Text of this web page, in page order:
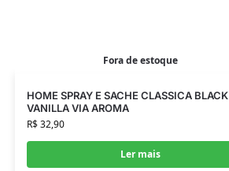
Fora de estoque
HOME SPRAY E SACHE CLASSICA BLACK
VANILLA VIA AROMA
R$32,90
Ler mais